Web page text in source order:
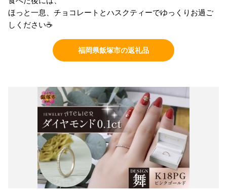
ほっと一息、チョコレートとハスクティーでゆっくりお過ご
しください☕
福岡県飯塚市の返礼品